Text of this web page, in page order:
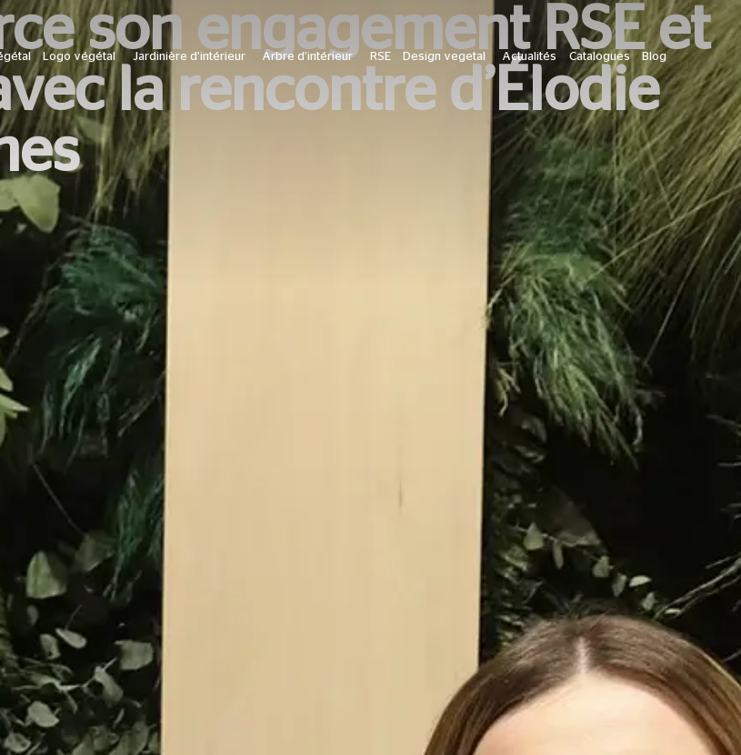
Logo végétal Jardinière d’intérieur Arbre d’intérieur RSE Design vegetal Actualités Catalogues Blog
son engagement RSE et
la rencontre d’Élodie